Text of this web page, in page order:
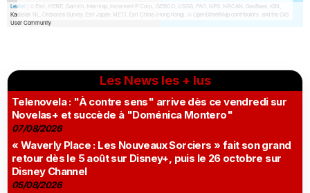
Les News les + lus
Telenovela : "À contre sens" arrive dès ce vendredi sur
Novelas+ et succède à "Doménica Montero"
07/08/2026
« Waverly Place : Les Nouveaux Sorciers » fait son grand
retour dès le 5 août sur Disney+, puis le 26 octobre sur
Disney Channel
05/08/2026